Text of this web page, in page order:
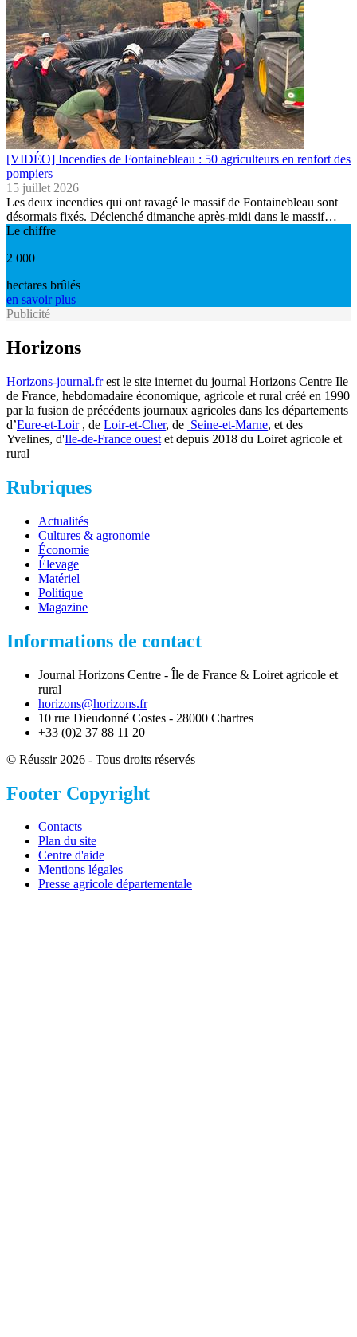
[VIDÉO] Incendies de Fontainebleau : 50 agriculteurs en renfort des
pompiers
15 juillet 2026
Les deux incendies qui ont ravagé le massif de Fontainebleau sont
désormais fixés. Déclenché dimanche après-midi dans le massif…
Le chiffre
2 000
hectares brûlés
en savoir plus
Publicité
Horizons
Horizons-journal.frest le site internet du journal Horizons Centre Ile
de France, hebdomadaire économique, agricole et rural créé en 1990
par la fusion de précédents journaux agricoles dans les départements
d’Eure-et-Loir, de Loir-et-Cher, de Seine-et-Marne, et des
Yvelines, d'Ile-de-France ouest et depuis 2018 du Loiret agricole et
rural
Rubriques
Actualités
Cultures & agronomie
Économie
Élevage
Matériel
Politique
Magazine
Informations de contact
Journal Horizons Centre - Île de France & Loiret agricole et
rural
horizons@horizons.fr
10 rue Dieudonné Costes - 28000 Chartres
+33 (0)2 37 88 11 20
© Réussir 2026 - Tous droits réservés
Footer Copyright
Contacts
Plan du site
Centre d'aide
Mentions légales
Presse agricole départementale